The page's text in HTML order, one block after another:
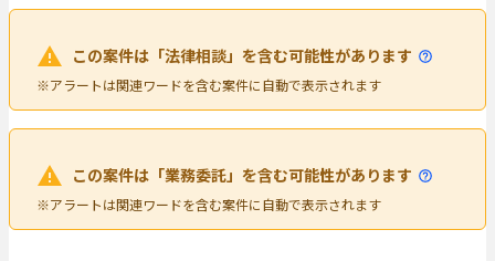
この案件は「法律相談」を含む可能性があります
※アラートは関連ワードを含む案件に自動で表示されます
この案件は「業務委託」を含む可能性があります
※アラートは関連ワードを含む案件に自動で表示されます